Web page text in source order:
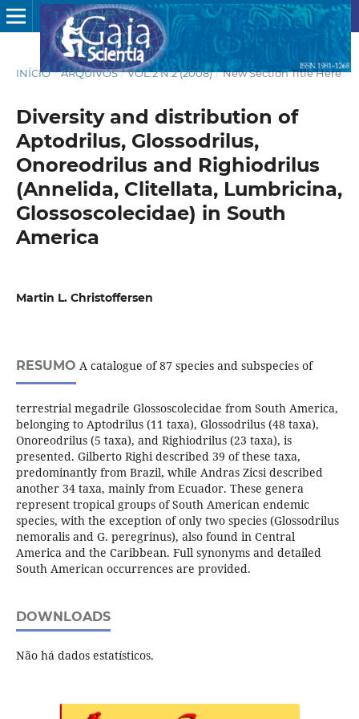
INÍCIO / ARQUIVOS / VOL.2 N.2 (2008) / New Section Title Here
Diversity and distribution of
Aptodrilus, Glossodrilus,
Onoreodrilus and Righiodrilus
(Annelida, Clitellata, Lumbricina,
Glossoscolecidae) in South
America
Martin L. Christoffersen
RESUMO A catalogue of 87 species and subspecies of
terrestrial megadrile Glossoscolecidae from South America,
belonging to Aptodrilus (11 taxa), Glossodrilus (48 taxa),
Onoreodrilus (5 taxa), and Righiodrilus (23 taxa), is
presented. Gilberto Righi described 39 of these taxa,
predominantly from Brazil, while Andras Zicsi described
another 34 taxa, mainly from Ecuador. These genera
represent tropical groups of South American endemic
species, with the exception of only two species (Glossodrilus
nemoralis and G. peregrinus), also found in Central
America and the Caribbean. Full synonyms and detailed
South American occurrences are provided.
DOWNLOADS
Não há dados estatísticos.